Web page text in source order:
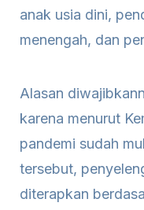
anak usia dini,
menengah, dan
Alasan
karena menurut
pandemi sudah
tersebut,
diterapkan